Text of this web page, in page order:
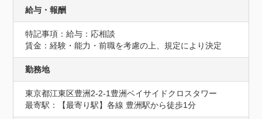
給与・報酬
特記事項：給与：応相談
賃金：経験・能力・前職を考慮の上、規定により決定
勤務地
東京都江東区豊洲2-2-1豊洲ベイサイドクロスタワー
最寄駅：【最寄り駅】各線 豊洲駅から徒歩1分